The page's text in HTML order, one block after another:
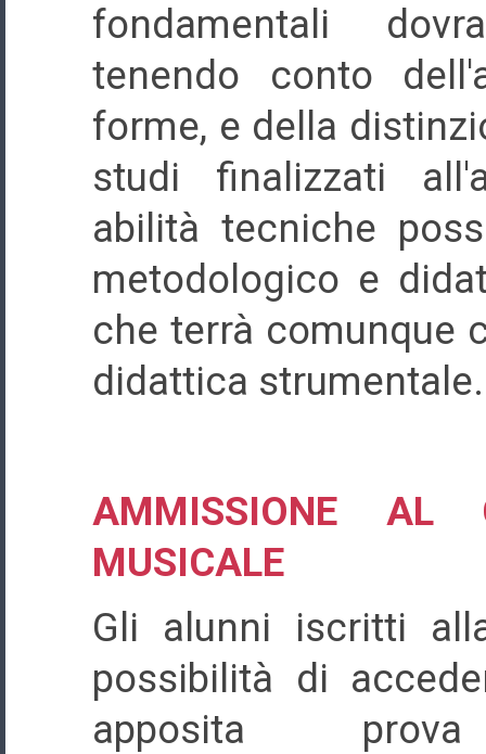
fondamentali
tenendo conto
forme, e della
studi finalizzati
abilità tecniche
metodologico e
che terrà comunque
didattica strumentale.
AMMISSIONE AL
MUSICALE
Gli alunni iscritti
possibilità di
apposita prova